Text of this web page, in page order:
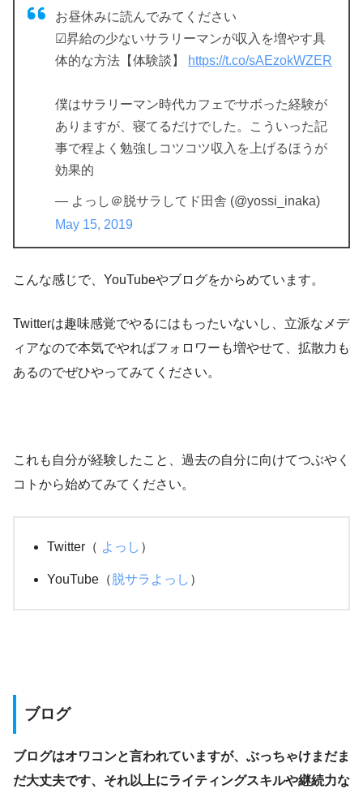
お昼休みに読んでみてください
☑昇給の少ないサラリーマンが収入を増やす具
体的な方法【体験談】
https://t.co/sAEzokWZER
僕はサラリーマン時代カフェでサボった経験が
ありますが、寝てるだけでした。こういった記
事で程よく勉強しコツコツ収入を上げるほうが
効果的
— よっし＠脱サラしてド田舎 (@yossi_inaka)
May 15, 2019
こんな感じで、YouTubeやブログをからめています。
Twitterは趣味感覚でやるにはもったいないし、立派なメデ
ィアなので本気でやればフォロワーも増やせて、拡散力も
あるのでぜひやってみてください。
これも自分が経験したこと、過去の自分に向けてつぶやく
コトから始めてみてください。
Twitter（ よっし ）
YouTube（ 脱サラよっし ）
ブログ
ブログはオワコンと言われていますが、ぶっちゃけまだま
だ大丈夫です、それ以上にライティングスキルや継続力な